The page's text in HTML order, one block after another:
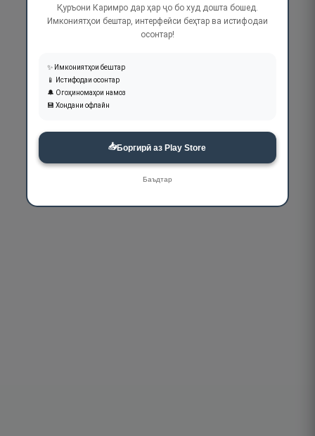
Қуръони Каримро дар ҳар ҷо бо худ дошта бошед.
Имкониятҳои бештар, интерфейси беҳтар ва истифодаи
осонтар!
✨ Имкониятҳои бештар
📱 Истифодаи осонтар
🔔 Огоҳиномаҳои намоз
💾 Хондани офлайн
📥Боргирӣ аз Play Store
Баъдтар